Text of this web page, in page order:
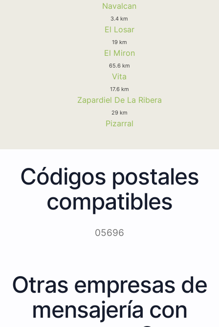
Navalcan
3.4 km
El Losar
19 km
El Miron
65.6 km
Vita
17.6 km
Zapardiel De La Ribera
29 km
Pizarral
Códigos postales
compatibles
05696
Otras empresas de
mensajería con